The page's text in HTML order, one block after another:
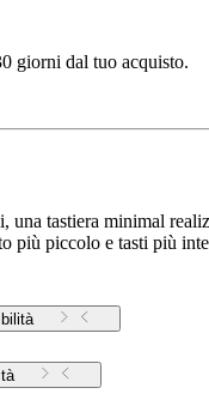
giorni dal tuo acquisto.
tastiera minimal
più piccolo e tasti più